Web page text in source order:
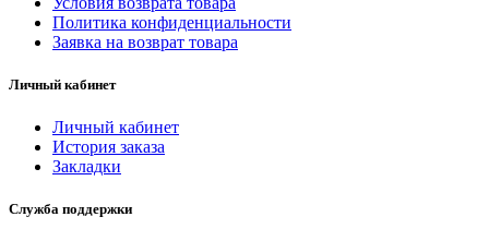
Политика конфиденциальности
Заявка на возврат товара
Личный кабинет
Личный кабинет
История заказа
Закладки
Служба поддержки